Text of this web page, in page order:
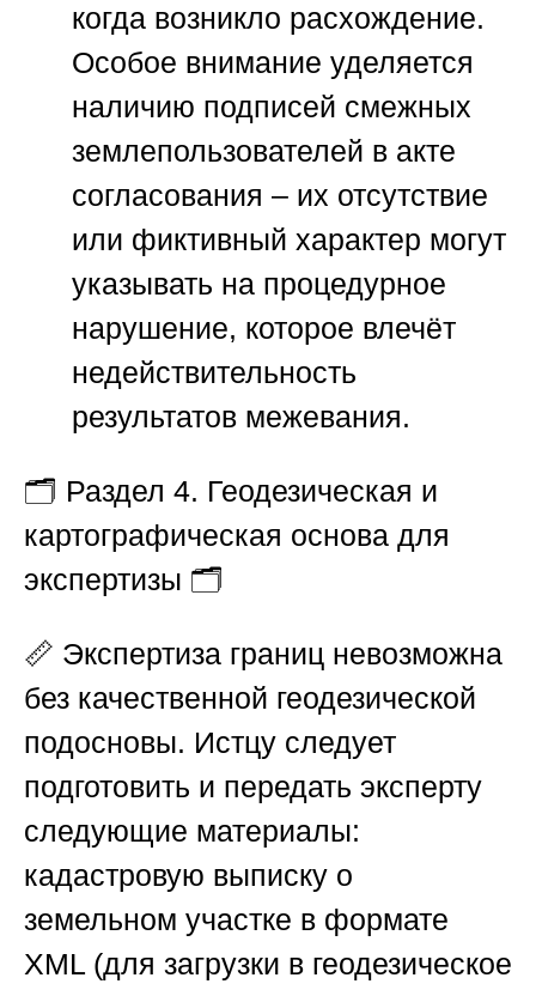
когда возникло расхождение.
Особое внимание уделяется
наличию подписей смежных
землепользователей в акте
согласования – их отсутствие
или фиктивный характер могут
указывать на процедурное
нарушение, которое влечёт
недействительность
результатов межевания.
🗂️ Раздел 4. Геодезическая и
картографическая основа для
экспертизы 🗂️
📏 Экспертиза границ невозможна
без качественной геодезической
подосновы. Истцу следует
подготовить и передать эксперту
следующие материалы:
кадастровую выписку о
земельном участке в формате
XML (для загрузки в геодезическое